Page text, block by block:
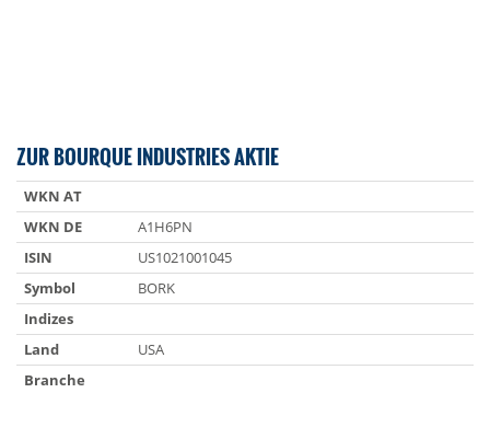
ZUR BOURQUE INDUSTRIES AKTIE
WKN AT
WKN DE
A1H6PN
ISIN
US1021001045
Symbol
BORK
Indizes
Land
USA
Branche